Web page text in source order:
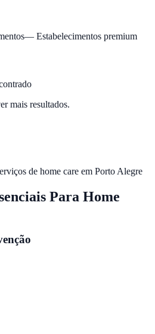
— Estabelecimentos premium
mais resultados.
de home care em Porto Alegre
Para Home